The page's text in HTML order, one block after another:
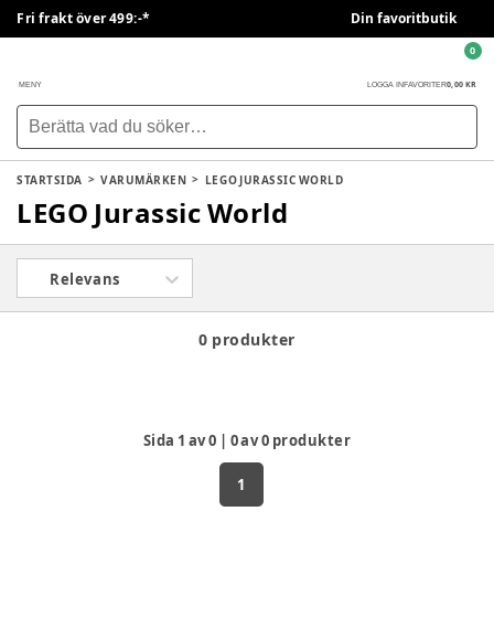
Fri frakt över 499:-* Din favoritbutik
MENY LOGGA IN FAVORITER0,00 KR
0
STARTSIDA VARUMÄRKEN LEGO JURASSIC WORLD
LEGO Jurassic World
Relevans
0 produkter
Sida 1 av0 | 0av0 produkter
1